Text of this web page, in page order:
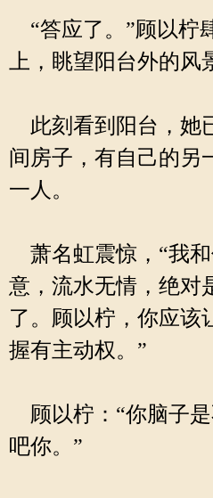
“答应了。”顾以柠
上，眺望阳台外的风
此刻看到阳台，她
间房子，有自己的另
一人。
萧名虹震惊，“我
意，流水无情，绝对
了。顾以柠，你应该
握有主动权。”
顾以柠：“你脑子
吧你。”